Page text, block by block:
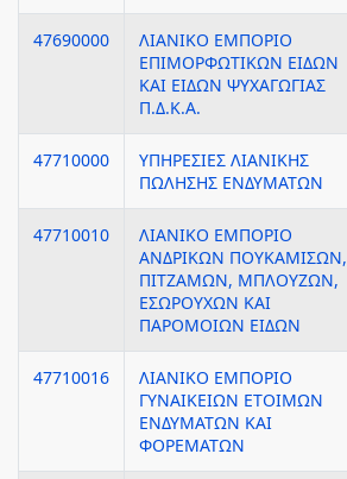
47690000
ΛΙΑΝΙΚΟ ΕΜΠΟΡΙΟ
ΕΠΙΜΟΡΦΩΤΙΚΩΝ ΕΙΔΩΝ
ΚΑΙ ΕΙΔΩΝ ΨΥΧΑΓΩΓΙΑΣ
Π.Δ.Κ.Α.
47710000
ΥΠΗΡΕΣΙΕΣ ΛΙΑΝΙΚΗΣ
ΠΩΛΗΣΗΣ ΕΝΔΥΜΑΤΩΝ
47710010
ΛΙΑΝΙΚΟ ΕΜΠΟΡΙΟ
ΑΝΔΡΙΚΩΝ ΠΟΥΚΑΜΙΣΩΝ,
ΠΙΤΖΑΜΩΝ, ΜΠΛΟΥΖΩΝ,
ΕΣΩΡΟΥΧΩΝ ΚΑΙ
ΠΑΡΟΜΟΙΩΝ ΕΙΔΩΝ
47710016
ΛΙΑΝΙΚΟ ΕΜΠΟΡΙΟ
ΓΥΝΑΙΚΕΙΩΝ ΕΤΟΙΜΩΝ
ΕΝΔΥΜΑΤΩΝ ΚΑΙ
ΦΟΡΕΜΑΤΩΝ